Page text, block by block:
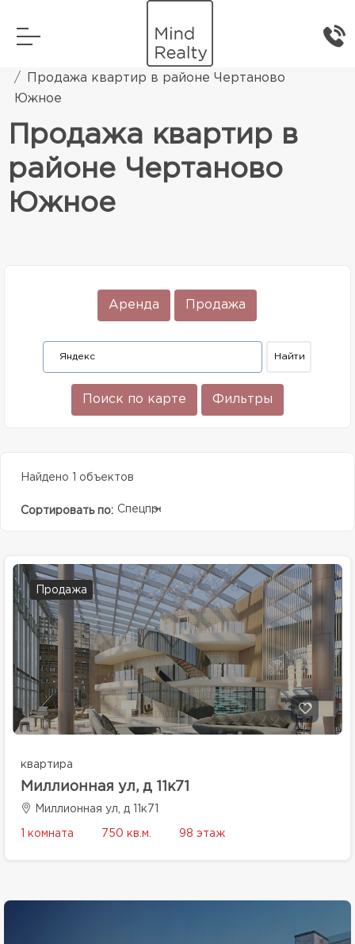
Элитная жилая недвижимость
Продажа квартир в районе Чертаново
Южное
Продажа квартир в
районе Чертаново
Южное
Аренда Продажа
Поиск по карте Фильтры
Найдено 1 объектов
Сортировать по: Спецпредолжение
Продажа
квартира
Миллионная ул, д 11к71
Миллионная ул, д 11к71
1 комната 750 кв.м. 98 этаж